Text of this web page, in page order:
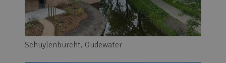
Schuylenburcht, Oudewater